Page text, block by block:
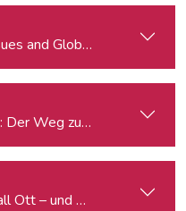
and Global Ambitions
Der Weg zum eigenen
Ott – und wie reagiert die